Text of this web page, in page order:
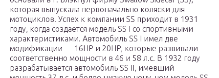
которая выпускала первоначально коляски для
мотоциклов. Успех к компании SS приходит в 1931
году, когда создается модель SS I со спортивными
характеристиками. Автомобиль SS I имел две
модификации — 16HP и 20HP, которые развивали
соответственно мощности в 46 и 58 л.с. В 1932 году
разрабатывается автомобиль SS II, имевший